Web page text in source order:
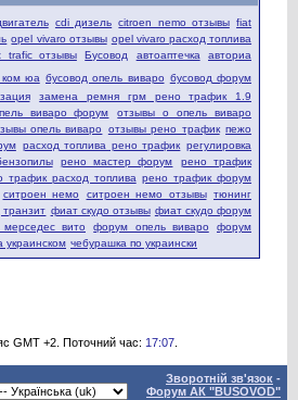
cdi дизель citroen nemo отзывы fiat
opel vivaro отзывы opel vivaro расход топлива
trafic отзывы Бусовод автоаптечка авториа
ком юа бусовод опель виваро бусовод форум
замена ремня грм рено трафик 1.9
виваро форум
отзывы о опель виваро
опель виваро отзывы рено трафик пежо
расход топлива рено трафик регулировка
рено мастер форум
рено трафик
трафик расход топлива рено трафик форум
ситроен немо ситроен немо отзывы тюнинг
фиат скудо отзывы фиат скудо форум
вито форум опель виваро
форум
украинском чебурашка по украински
GMT +2. Поточний час: 17:07.
Зворотній зв'язок -
Форум АК "BUSOVOD"